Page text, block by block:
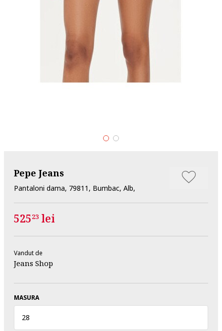
Pepe Jeans
Pantaloni dama, 79811, Bumbac, Alb,
52523 lei
Vandut de
Jeans Shop
MASURA
28